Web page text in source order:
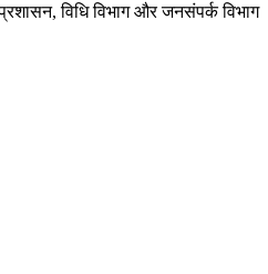
विधि विभाग और जनसंपर्क विभाग